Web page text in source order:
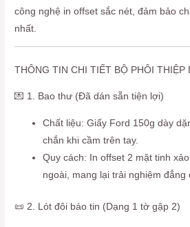
công nghệ in offset sắc nét, đảm bảo
nhất.
THÔNG TIN CHI TIẾT BỘ PHÔI THIỆP
💌 1. Bao thư (Đã dán sẵn tiện lợi)
Chất liệu: Giấy Ford 150g dày
chắn khi cầm trên tay.
Quy cách: In offset 2 mặt tinh
ngoài, mang lại trải nghiệm
📜 2. Lót đôi báo tin (Dạng 1 tờ gập 2)